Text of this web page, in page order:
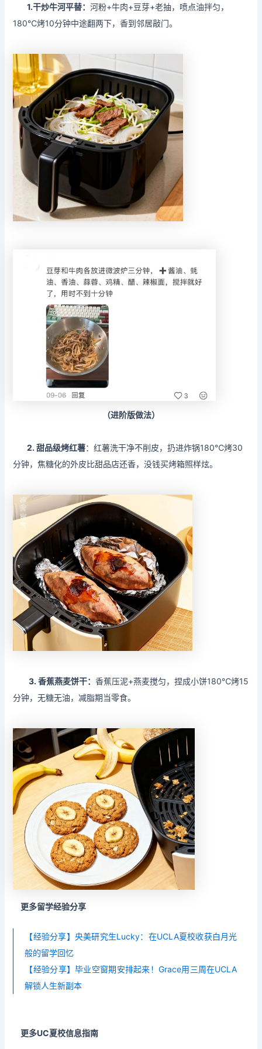
1.干炒牛河平替：河粉+牛肉+豆芽+老抽，喷点油拌匀，
180℃烤10分钟中途翻两下，香到邻居敲门。
（进阶版做法）
2. 甜品级烤红薯：红薯洗干净不削皮，扔进炸锅180℃烤30
分钟，焦糖化的外皮比甜品店还香，没钱买烤箱照样炫。
3. 香蕉燕麦饼干：香蕉压泥+燕麦搅匀，捏成小饼180℃烤15
分钟，无糖无油，减脂期当零食。
更多留学经验分享
【经验分享】央美研究生Lucky：在UCLA夏校收获白月光
般的留学回忆
【经验分享】毕业空窗期安排起来！Grace用三周在UCLA
解锁人生新副本
更多UC夏校信息指南